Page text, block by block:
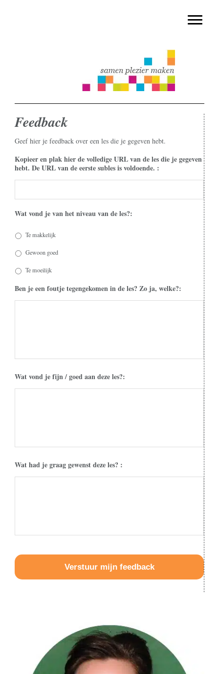
Toggle
Feedback
Geef hier je feedback over een les die je gegeven hebt.
Kopieer en plak hier de volledige URL van de les die je gegeven
hebt. De URL van de eerste subles is voldoende. :
Wat vond je van het niveau van de les?:
Te makkelijk
Gewoon goed
Te moeilijk
Ben je een foutje tegengekomen in de les? Zo ja, welke?:
Wat vond je fijn / goed aan deze les?:
Wat had je graag gewenst deze les? :